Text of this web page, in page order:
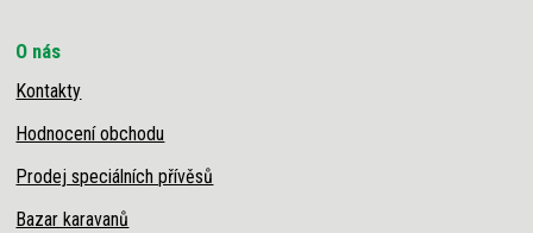
O nás
Kontakty
Hodnocení obchodu
Prodej speciálních přívěsů
Bazar karavanů